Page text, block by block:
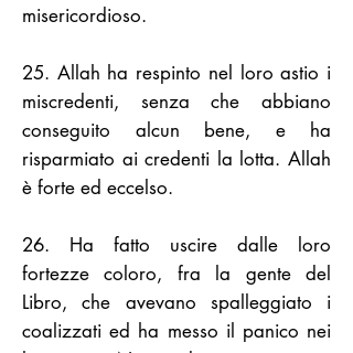
misericordioso.
25. Allah ha respinto nel loro astio i
miscredenti, senza che abbiano
conseguito alcun bene, e ha
risparmiato ai credenti la lotta. Allah
è forte ed eccelso.
26. Ha fatto uscire dalle loro
fortezze coloro, fra la gente del
Libro, che avevano spalleggiato i
coalizzati ed ha messo il panico nei